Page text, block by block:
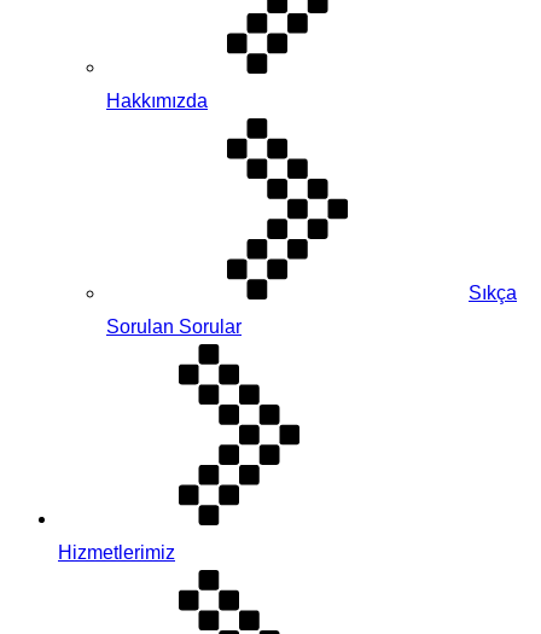
Hakkımızda
Sıkça
Sorulan Sorular
Hizmetlerimiz